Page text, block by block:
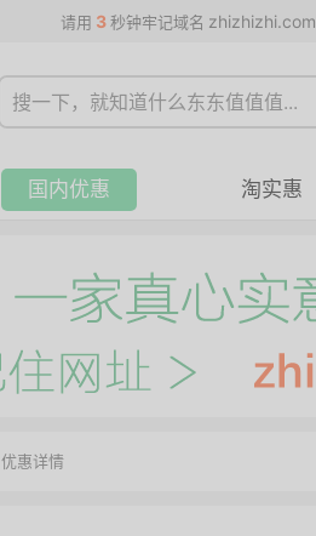
请用 3 秒钟牢记域名 zhizhizhi.com
国内优惠 淘实惠
优惠详情